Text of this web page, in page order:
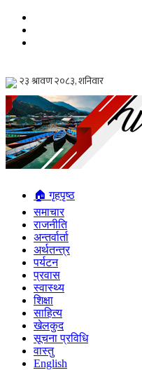
🏠 गृहपृष्ठ
समाचार
राजनीति
अन्तर्वार्ता
अर्थतन्त्र
पर्यटन
प्रवास
स्वास्थ्य
शिक्षा
साहित्य
खेलकुद
सूचना प्रविधि
वास्तु
English